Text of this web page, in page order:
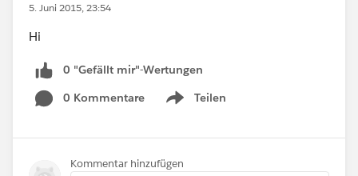
5. Juni 2015, 23:54
Hi
0 "Gefällt mir"-Wertungen
0 Kommentare
Teilen
Show menu
Kommentar hinzufügen